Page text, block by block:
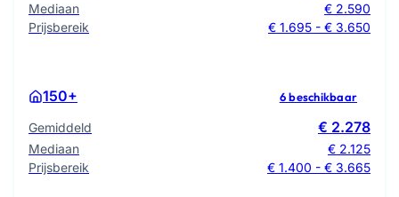
Mediaan
€ 2.590
Prijsbereik
€ 1.695 - € 3.650
150+ 6 beschikbaar
Gemiddeld € 2.278
Mediaan
€ 2.125
Prijsbereik
€ 1.400 - € 3.665